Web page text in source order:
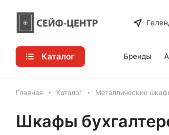
Каталог Бренды
Главная Каталог Металлические
Шкафы